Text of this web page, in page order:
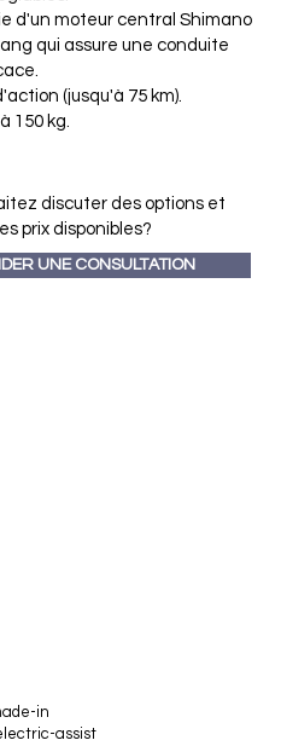
d'un moteur central Shimano
qui assure une conduite
(jusqu'à 75 km).
150 kg.
discuter des options et
prix disponibles?
UNE CONSULTATION
in
assist